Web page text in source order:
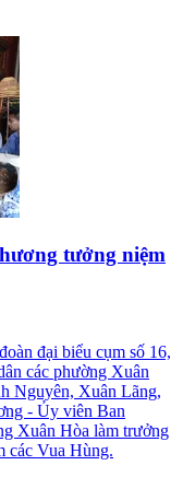
tưởng niệm
đại biểu cụm số 16,
các phường Xuân
Nguyên, Xuân Lãng,
- Ủy viên Ban
Xuân Hòa làm trưởng
các Vua Hùng.